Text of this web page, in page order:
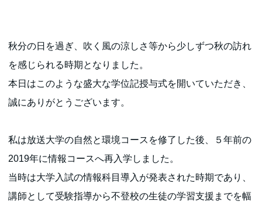
秋分の日を過ぎ、吹く風の涼しさ等から少しずつ秋の訪れ
を感じられる時期となりました。
本日はこのような盛大な学位記授与式を開いていただき、
誠にありがとうございます。
私は放送大学の自然と環境コースを修了した後、５年前の
2019年に情報コースへ再入学しました。
当時は大学入試の情報科目導入が発表された時期であり、
講師として受験指導から不登校の生徒の学習支援までを幅